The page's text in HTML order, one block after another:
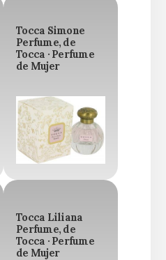
Tocca Simone
Perfume, de
Tocca · Perfume
de Mujer
Tocca Liliana
Perfume, de
Tocca · Perfume
de Mujer